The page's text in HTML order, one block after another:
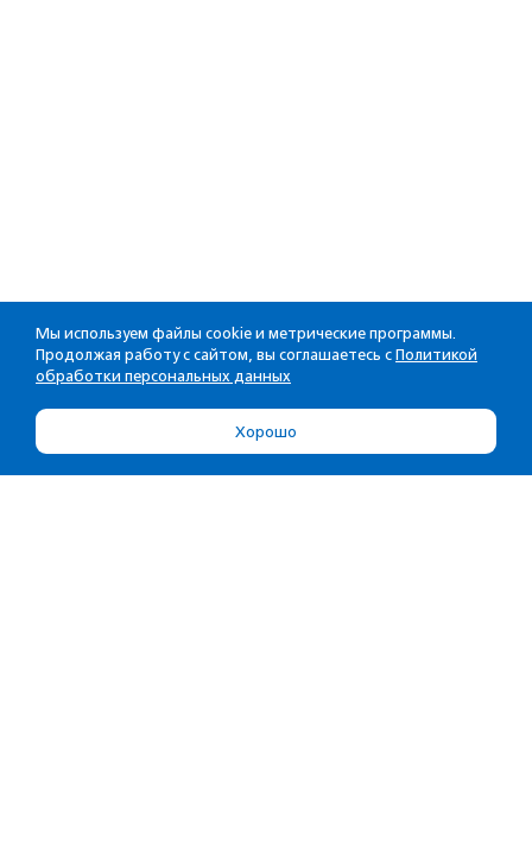
Мы используем файлы cookie и метрические программы.
Продолжая работу с сайтом, вы соглашаетесь с Политикой
обработки персональных данных
Хорошо